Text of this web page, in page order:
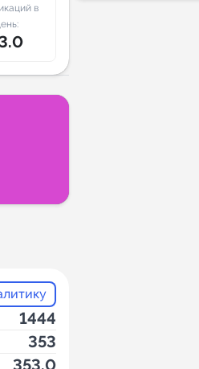
в
1444
353
353.0